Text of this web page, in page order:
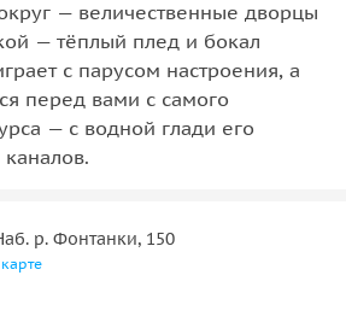
— величественные дворцы
— тёплый плед и бокал
с парусом настроения, а
перед вами с самого
— с водной глади его
р. Фонтанки, 150